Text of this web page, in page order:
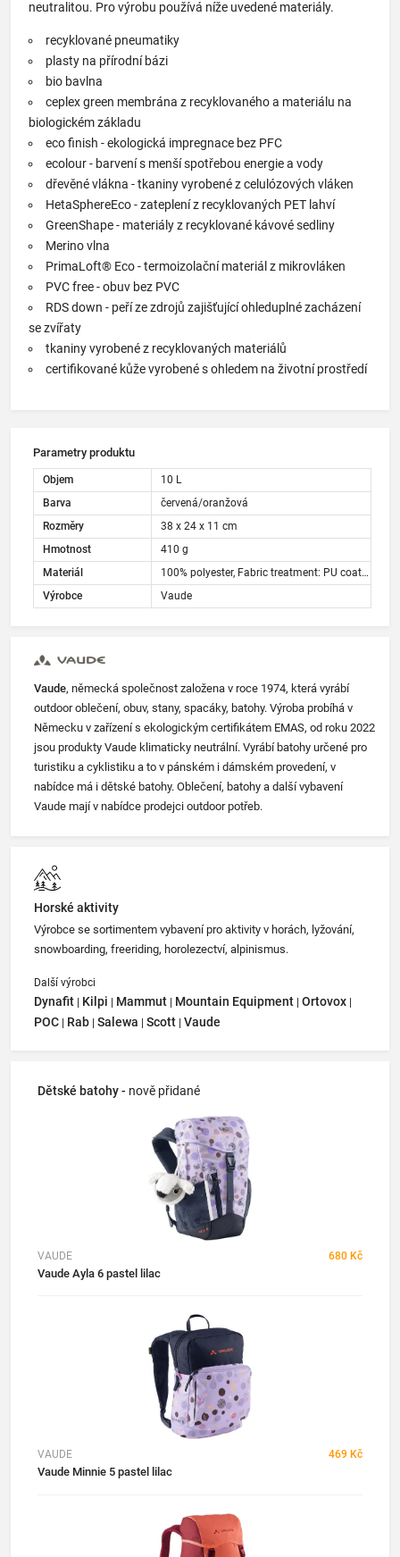
neutralitou. Pro výrobu používá níže uvedené materiály.
recyklované pneumatiky
plasty na přírodní bázi
bio bavlna
ceplex green membrána z recyklovaného a materiálu na
biologickém základu
eco finish - ekologická impregnace bez PFC
ecolour - barvení s menší spotřebou energie a vody
dřevěné vlákna - tkaniny vyrobené z celulózových vláken
HetaSphereEco - zateplení z recyklovaných PET lahví
GreenShape - materiály z recyklované kávové sedliny
Merino vlna
PrimaLoft® Eco - termoizolační materiál z mikrovláken
PVC free - obuv bez PVC
RDS down - peří ze zdrojů zajišťující ohleduplné zacházení
se zvířaty
tkaniny vyrobené z recyklovaných materiálů
certifikované kůže vyrobené s ohledem na životní prostředí
Parametry produktu
Objem
10 L
Barva
červená/oranžová
Rozměry
38 x 24 x 11 cm
Hmotnost
410 g
Materiál
100% polyester, Fabric treatment: PU coated
Výrobce
Vaude
Vaude, německá společnost založena v roce 1974, která vyrábí
outdoor oblečení, obuv, stany, spacáky, batohy. Výroba probíhá v
Německu v zařízení s ekologickým certifikátem EMAS, od roku 2022
jsou produkty Vaude klimaticky neutrální. Vyrábí batohy určené pro
turistiku a cyklistiku a to v pánském i dámském provedení, v
nabídce má i dětské batohy. Oblečení, batohy a další vybavení
Vaude mají v nabídce prodejci outdoor potřeb.
Horské aktivity
Výrobce se sortimentem vybavení pro aktivity v horách, lyžování,
snowboarding, freeriding, horolezectví, alpinismus.
Další výrobci
Dynafit | Kilpi | Mammut | Mountain Equipment | Ortovox |
POC | Rab | Salewa | Scott | Vaude
Dětské batohy - nově přidané
VAUDE 680 Kč
Vaude Ayla 6 pastel lilac
VAUDE 469 Kč
Vaude Minnie 5 pastel lilac